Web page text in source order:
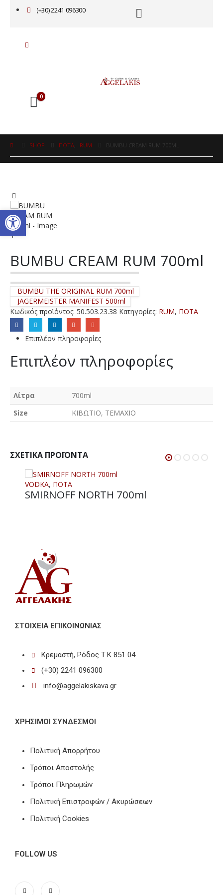
Ανοίξτε τη γραμμή
(+30) 2241 096300
0
SHOP ΠΟΤΑ RUM BUMBU CREAM RUM 700ML
BUMBU CREAM RUM 700ml
BUMBU THE ORIGINAL RUM 700ml
JAGERMEISTER MANIFEST 500ml
Κωδικός προϊόντος: 50.503.23.38 Κατηγορίες: RUM, ΠΟΤΑ
Επιπλέον πληροφορίες
Επιπλέον πληροφορίες
Λίτρα
700ml
Size
ΚΙΒΩΤΙΟ, ΤΕΜΑΧΙΟ
ΣΧΕΤΙΚΆ ΠΡΟΪΌΝΤΑ
VODKA, ΠΟΤΑ
SMIRNOFF NORTH 700ml
ΣΤΟΙΧΕΊΑ ΕΠΙΚΟΙΝΩΝΊΑΣ
Κρεμαστή, Ρόδος Τ.Κ 851 04
(+30) 2241 096300
info@aggelakiskava.gr
ΧΡΗΣΙΜΟΙ ΣΥΝΔΕΣΜΟΙ
Πολιτική Απορρήτου
Τρόποι Αποστολής
Τρόποι Πληρωμών
Πολιτική Επιστροφών / Ακυρώσεων
Πολιτική Cookies
FOLLOW US